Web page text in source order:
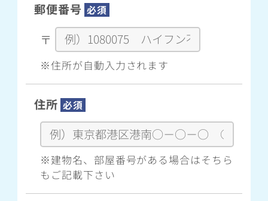
郵便番号 必須
〒
※住所が自動入力されます
住所 必須
※建物名、部屋番号がある場合はそちら
もご記載下さい